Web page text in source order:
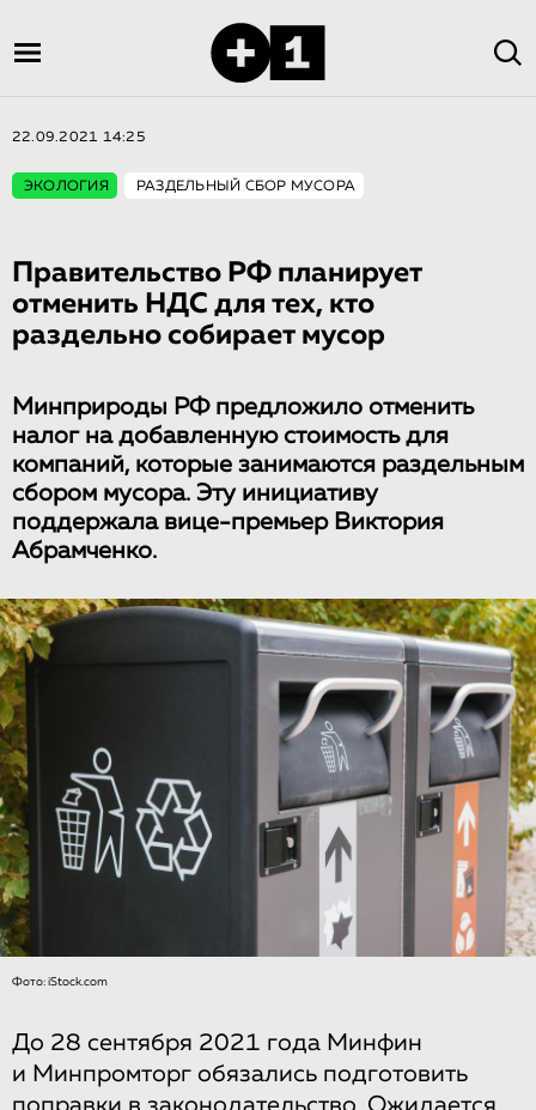
22.09.2021 14:25
ЭКОЛОГИЯ РАЗДЕЛЬНЫЙ СБОР МУСОРА
Правительство РФ планирует
отменить НДС для тех, кто
раздельно собирает мусор
Минприроды РФ предложило отменить
налог на добавленную стоимость для
компаний, которые занимаются раздельным
сбором мусора. Эту инициативу
поддержала вице-премьер Виктория
Абрамченко.
Фото: iStock.com
До 28 сентября 2021 года Минфин
и Минпромторг обязались подготовить
поправки в законодательство. Ожидается,